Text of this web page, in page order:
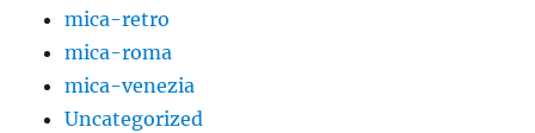
mica-retro
mica-roma
mica-venezia
Uncategorized